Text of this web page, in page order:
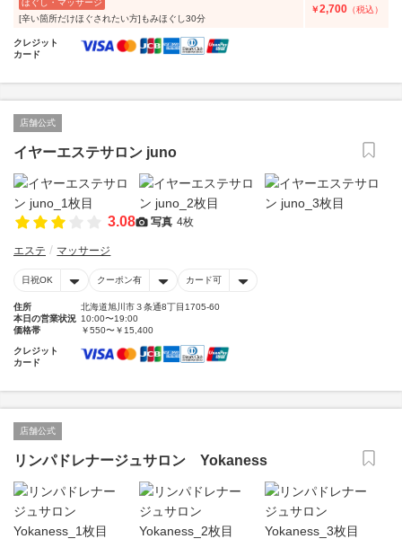
ほぐし・マッサージ
[辛い箇所だけほぐされたい方]もみほぐし30分
￥2,700 （税込）
クレジット
カード
店舗公式
イヤーエステサロン juno
3.08 写真 4枚
エステ マッサージ
日祝OK クーポン有 カード可
住所
北海道旭川市３条通8丁目1705-60
本日の営業状況 10:00〜19:00
価格帯
￥550〜￥15,400
クレジット
カード
店舗公式
リンパドレナージュサロン Yokaness